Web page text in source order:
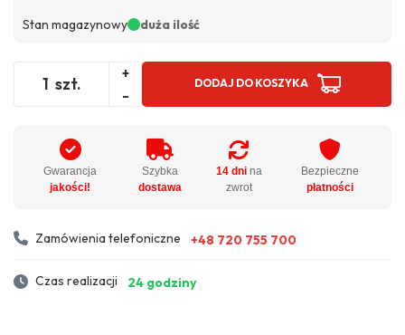
Stan magazynowy duża ilość
szt.
+
-
DODAJ DO KOSZYKA
Gwarancja
jakości!
Szybka
dostawa
14 dnina
zwrot
Bezpieczne
płatności
Zamówienia telefoniczne +48 720 755 700
Czas realizacji 24 godziny